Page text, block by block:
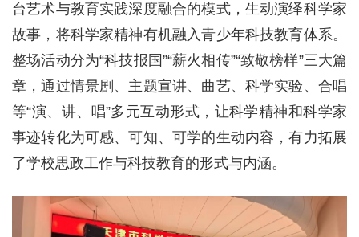
台艺术与教育实践深度融合的模式，生动演绎科学家
故事，将科学家精神有机融入青少年科技教育体系。
整场活动分为“科技报国”“薪火相传”“致敬榜样”三大篇
章，通过情景剧、主题宣讲、曲艺、科学实验、合唱
等“演、讲、唱”多元互动形式，让科学精神和科学家
事迹转化为可感、可知、可学的生动内容，有力拓展
了学校思政工作与科技教育的形式与内涵。